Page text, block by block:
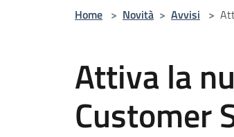
Home > Novità > Avvisi >
Attiva la
Customer